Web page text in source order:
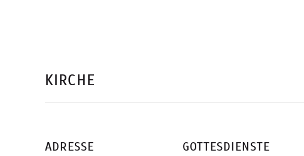
KIRCHE
ADRESSE GOTTESDIENSTE